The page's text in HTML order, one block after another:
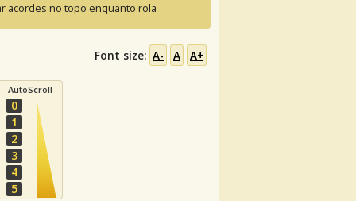
acordes no topo enquanto rola
Font size: A- A A+
AutoScroll
0
1
2
3
4
5